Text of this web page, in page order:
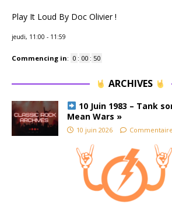
Play It Loud By Doc Olivier !
jeudi, 11:00 - 11:59
Commencing in: 0 : 00 : 49
ARCHIVES
10 Juin 1983 – Tank
Mean Wars »
10 juin 2026